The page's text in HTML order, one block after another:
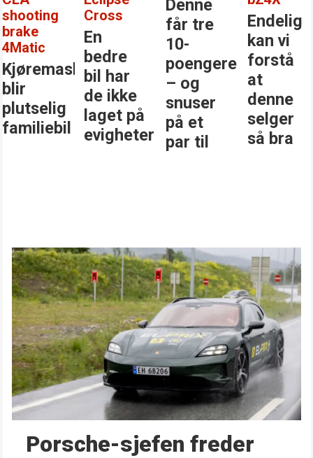
shooting
brake
4Matic
Kjøremaskinen
blir
plutselig
familiebil
Cross
En
bedre
bil har
de ikke
laget på
evigheter
Denne
får tre
10-
poengere
– og
snuser
på et
par til
Endelig
kan vi
forstå
at
denne
selger
så bra
Porsche-sjefen freder